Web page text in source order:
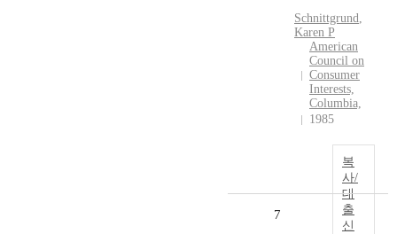
Schnittgrund,
Karen P
American
Council on
Consumer
Interests,
Columbia,
1985
복
사/
대
출
신
7